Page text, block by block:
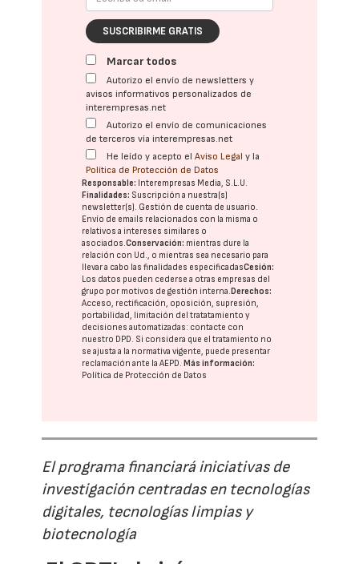
SUSCRIBIRME GRATIS
Marcar todos
Autorizo el envío de newsletters y
avisos informativos personalizados de
interempresas.net
Autorizo el envío de comunicaciones
de terceros vía interempresas.net
He leído y acepto elAviso Legal y la
Política de Protección de Datos
Responsable: Interempresas Media, S.L.U.
Finalidades: Suscripción a nuestra(s)
newsletter(s). Gestión de cuenta de usuario.
Envío de emails relacionados con la misma o
relativos a intereses similares o
asociados.Conservación: mientras dure la
relación con Ud., o mientras sea necesario para
llevar a cabo las finalidades especificadasCesión:
Los datos pueden cederse a otras empresas del
grupo por motivos de gestión interna. Derechos:
Acceso, rectificación, oposición, supresión,
portabilidad, limitación del tratatamiento y
decisiones automatizadas: contacte con
nuestro DPD. Si considera que el tratamiento no
se ajusta a la normativa vigente, puede presentar
reclamación ante laAEPD. Más información:
Política de Protección de Datos
El programa financiará iniciativas de
investigación centradas en tecnologías
digitales, tecnologías limpias y
biotecnología